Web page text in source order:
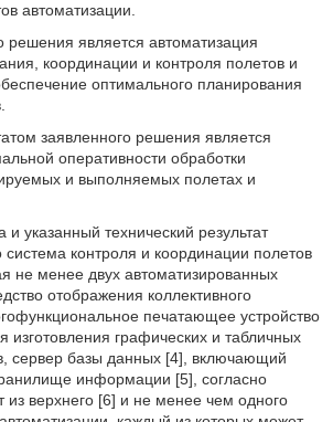
автоматизации.
решения является автоматизация
координации и контроля полетов и
оптимального планирования
заявленного решения является
оперативности обработки
и выполняемых полетах и
и указанный технический результат
система контроля и координации полетов
не менее двух автоматизированных
отображения коллективного
печатающее устройство
изготовления графических и табличных
сервер базы данных [4], включающий
информации [5], согласно
из верхнего [6] и не менее чем одного